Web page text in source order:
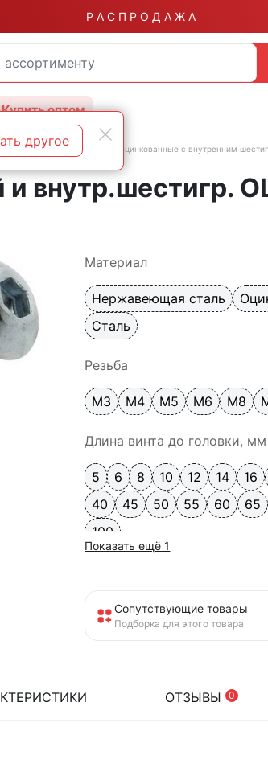
Р А С П Р О Д А Ж А
Купить оптом
головкой DIN 7380 оцинкованные с внутренним
и внутр.шестигр.
Материал
Нержавеющая сталь
Сталь
Резьба
М3 М4 М5 М6 М8
Длина винта до головки, мм
5 6 8 10 12 14 16
40
45 50 55 60 65
100
Показать ещё 1
Сопутствующие товары
Подборка для этого товара
ОТЗЫВЫ 0
другое